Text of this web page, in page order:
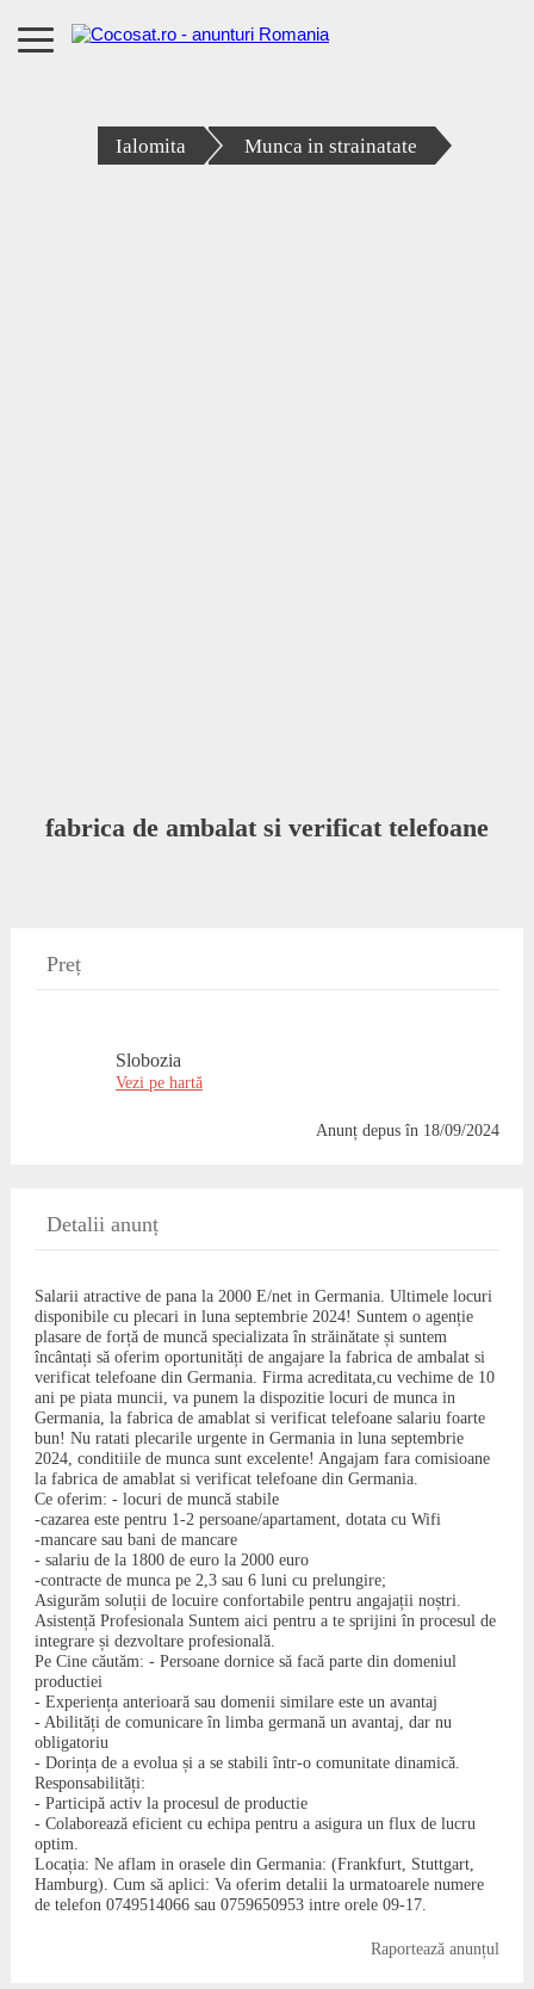
Ialomita Munca in strainatate
fabrica de ambalat si verificat telefoane
Preț
Slobozia
Vezi pe hartă
Anunț depusîn 18/09/2024
Detalii anunț
Salarii atractive de pana la 2000 E/net in Germania. Ultimele locuri
disponibile cu plecari in luna septembrie 2024! Suntem o agenție
plasare de forță de muncă specializata în străinătate și suntem
încântați să oferim oportunități de angajare la fabrica de ambalat si
verificat telefoane din Germania. Firma acreditata,cu vechime de 10
ani pe piata muncii, va punem la dispozitie locuri de munca in
Germania, la fabrica de amablat si verificat telefoane salariu foarte
bun! Nu ratati plecarile urgente in Germania in luna septembrie
2024, conditiile de munca sunt excelente! Angajam fara comisioane
la fabrica de amablat si verificat telefoane din Germania.
Ce oferim: - locuri de muncă stabile
-cazarea este pentru 1-2 persoane/apartament, dotata cu Wifi
-mancare sau bani de mancare
- salariu de la 1800 de euro la 2000 euro
-contracte de munca pe 2,3 sau 6 luni cu prelungire;
Asigurăm soluții de locuire confortabile pentru angajații noștri.
Asistență Profesionala Suntem aici pentru a te sprijini în procesul de
integrare și dezvoltare profesională.
Pe Cine căutăm: - Persoane dornice să facă parte din domeniul
productiei
- Experiența anterioară sau domenii similare este un avantaj
- Abilități de comunicare în limba germană un avantaj, dar nu
obligatoriu
- Dorința de a evolua și a se stabili într-o comunitate dinamică.
Responsabilități:
- Participă activ la procesul de productie
- Colaborează eficient cu echipa pentru a asigura un flux de lucru
optim.
Locația: Ne aflam in orasele din Germania: (Frankfurt, Stuttgart,
Hamburg). Cum să aplici: Va oferim detalii la urmatoarele numere
de telefon 0749514066 sau 0759650953 intre orele 09-17.
Raportează anunțul